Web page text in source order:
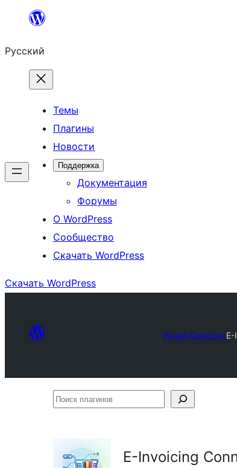
Перейти
содержимому
Русский
Темы
Плагины
Новости
Поддержка
Документация
Форумы
О WordPress
Сообщество
Скачать WordPress
Скачать WordPress
Plugin Directory
Поиск
E-Invoicing